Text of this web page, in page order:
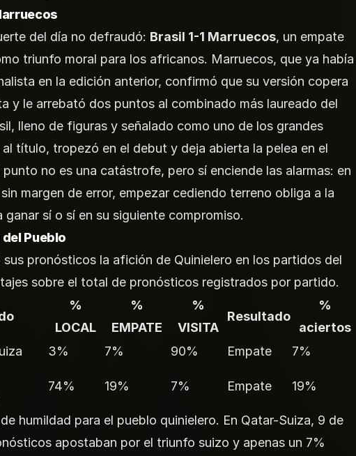
del día no defraudó: Brasil 1-1 Marruecos, un empate
triunfo moral para los africanos. Marruecos, que ya había
en la edición anterior, confirmó que su versión copera
y le arrebató dos puntos al combinado más laureado del
lleno de figuras y señalado como uno de los grandes
título, tropezó en el debut y deja abierta la pelea en el
punto no es una catástrofe, pero sí enciende las alarmas: en
margen de error, empezar cediendo terreno obliga a la
ganar sí o sí en su siguiente compromiso.
del Pueblo
sus pronósticos la afición de Quinielero en los partidos del
sobre el total de pronósticos registrados por partido.
%
LOCAL
%
EMPATE
%
VISITA
Resultado
%
aciertos
3% 7% 90% Empate
7%
74% 19% 7% Empate 19%
humildad para el pueblo quinielero. En Qatar-Suiza, 9 de
apostaban por el triunfo suizo y apenas un 7%